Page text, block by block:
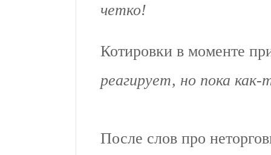
четко!
Котировки в моменте
реагирует, но пока
После слов про